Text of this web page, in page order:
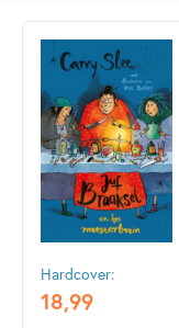
terrein. Wanneer
verschrikkelijk
andere keuze. Ze
herinnering van
terugkeren?
Hardcover:
18,99